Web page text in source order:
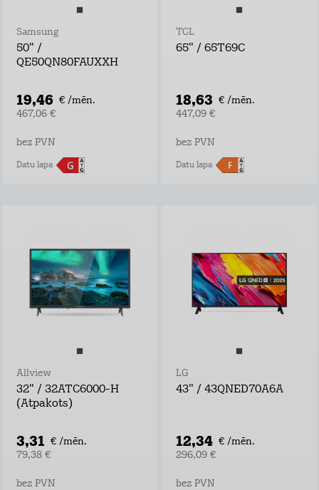
Samsung
50" /
QE50QN80FAUXXH
19,46 € /mēn.
467,06 €
bez PVN
Datu lapa
TCL
65" / 65T69C
18,63 € /mēn.
447,09 €
bez PVN
Datu lapa
Allview
32" / 32ATC6000-H
(Atpakots)
3,31 € /mēn.
79,38 €
bez PVN
LG
43" / 43QNED70A6A
12,34 € /mēn.
296,09 €
bez PVN